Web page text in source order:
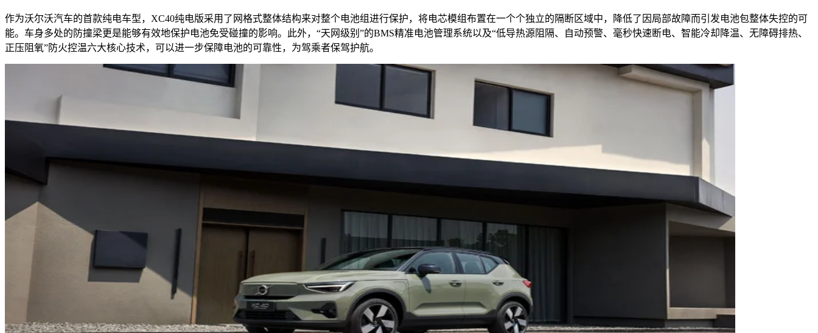
作为沃尔沃汽车的首款纯电车型，XC40纯电版采用了网格式整体结构来对整个电池组进行保护，将电芯模组布置在一个个独立的隔断区域中，降低了因局部故障而引发电池包整体失控的可
能。车身多处的防撞梁更是能够有效地保护电池免受碰撞的影响。此外，“天网级别”的BMS精准电池管理系统以及“低导热源阻隔、自动预警、毫秒快速断电、智能冷却降温、无障碍排热、
正压阻氧”防火控温六大核心技术，可以进一步保障电池的可靠性，为驾乘者保驾护航。